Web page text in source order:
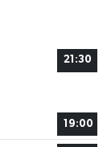
21:30
19:00